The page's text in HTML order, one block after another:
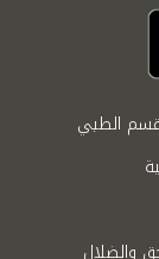
الطبي
والضلال